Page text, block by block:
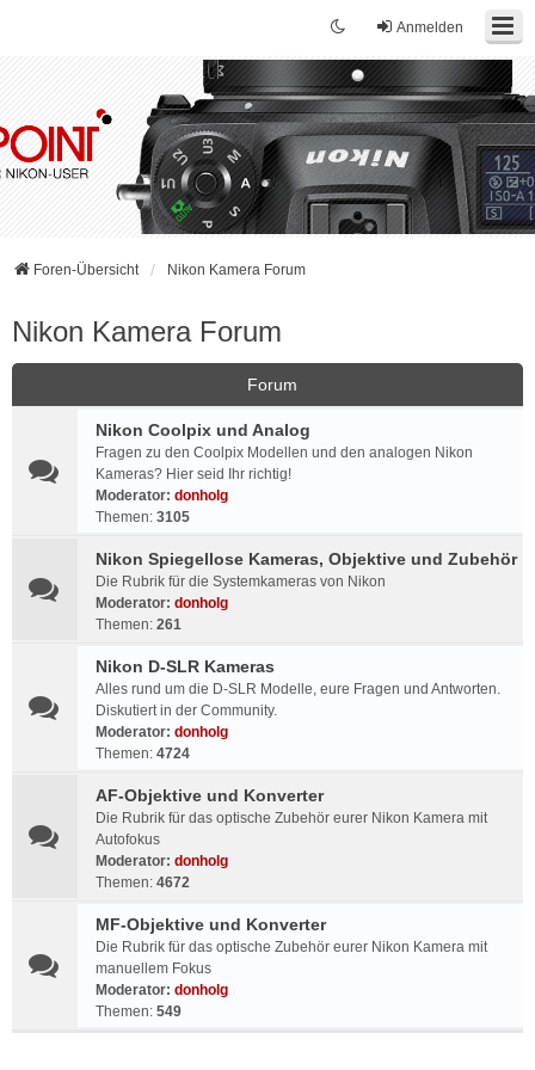
Anmelden
Foren-Übersicht Nikon Kamera Forum
Nikon Kamera Forum
Forum
Nikon Coolpix und Analog
Fragen zu den Coolpix Modellen und den analogen Nikon
Kameras? Hier seid Ihr richtig!
Moderator: donholg
Themen: 3105
Nikon Spiegellose Kameras, Objektive und Zubehör
Die Rubrik für die Systemkameras von Nikon
Moderator: donholg
Themen: 261
Nikon D-SLR Kameras
Alles rund um die D-SLR Modelle, eure Fragen und Antworten.
Diskutiert in der Community.
Moderator: donholg
Themen: 4724
AF-Objektive und Konverter
Die Rubrik für das optische Zubehör eurer Nikon Kamera mit
Autofokus
Moderator: donholg
Themen: 4672
MF-Objektive und Konverter
Die Rubrik für das optische Zubehör eurer Nikon Kamera mit
manuellem Fokus
Moderator: donholg
Themen: 549